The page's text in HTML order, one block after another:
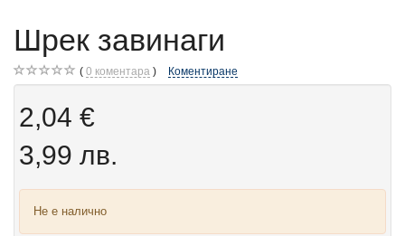
Шрек завинаги
0 коментара Коментиране
2,04 €
3,99 лв.
Не е налично